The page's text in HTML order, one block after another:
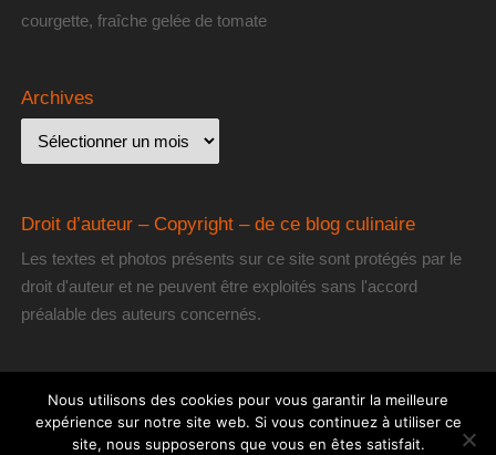
courgette, fraîche gelée de tomate
Archives
Droit d’auteur – Copyright – de ce blog culinaire
Les textes et photos présents sur ce site sont protégés par le
droit d'auteur et ne peuvent être exploités sans l'accord
préalable des auteurs concernés.
Nous utilisons des cookies pour vous garantir la meilleure
expérience sur notre site web. Si vous continuez à utiliser ce
site, nous supposerons que vous en êtes satisfait.